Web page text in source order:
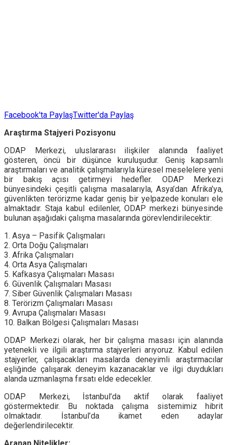
Facebook'ta PaylaşTwitter'da Paylaş
Araştırma Stajyeri Pozisyonu
ODAP Merkezi, uluslararası ilişkiler alanında faaliyet
gösteren, öncü bir düşünce kuruluşudur. Geniş kapsamlı
araştırmaları ve analitik çalışmalarıyla küresel meselelere yeni
bir bakış açısı getirmeyi hedefler. ODAP Merkezi
bünyesindeki çeşitli çalışma masalarıyla, Asya’dan Afrika’ya,
güvenlikten terörizme kadar geniş bir yelpazede konuları ele
almaktadır. Staja kabul edilenler, ODAP merkezi bünyesinde
bulunan aşağıdaki çalışma masalarında görevlendirilecektir:
1. Asya – Pasifik Çalışmaları
2. Orta Doğu Çalışmaları
3. Afrika Çalışmaları
4. Orta Asya Çalışmaları
5. Kafkasya Çalışmaları Masası
6. Güvenlik Çalışmaları Masası
7. Siber Güvenlik Çalışmaları Masası
8. Terörizm Çalışmaları Masası
9. Avrupa Çalışmaları Masası
10. Balkan Bölgesi Çalışmaları Masası
ODAP Merkezi olarak, her bir çalışma masası için alanında
yetenekli ve ilgili araştırma stajyerleri arıyoruz. Kabul edilen
stajyerler, çalışacakları masalarda deneyimli araştırmacılar
eşliğinde çalışarak deneyim kazanacaklar ve ilgi duydukları
alanda uzmanlaşma fırsatı elde edecekler.
ODAP Merkezi, İstanbul’da aktif olarak faaliyet
göstermektedir. Bu noktada çalışma sistemimiz hibrit
olmaktadır. İstanbul’da ikamet eden adaylar
değerlendirilecektir.